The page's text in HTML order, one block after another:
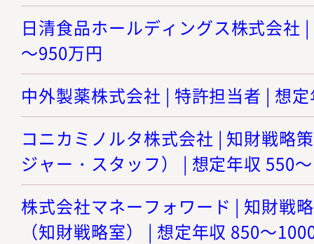
日清食品ホールディングス株式会社
～950万円
中外製薬株式会社 | 特許担当者 | 想
コニカミノルタ株式会社 | 知財戦略
ジャー・スタッフ） | 想定年収 550
株式会社マネーフォワード | 知財戦
（知財戦略室） | 想定年収 850～